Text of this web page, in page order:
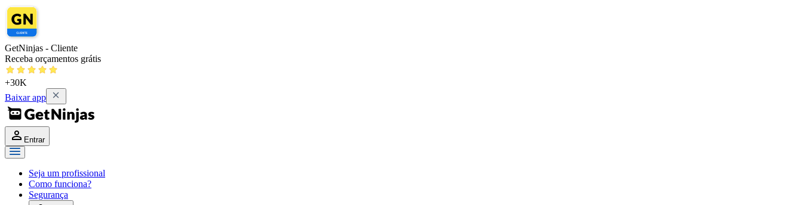
GetNinjas - Cliente
Receba orçamentos grátis
+30K
Baixar app
Entrar
Seja um profissional
Como funciona?
Segurança